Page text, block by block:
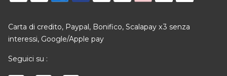
Carta di credito, Paypal, Bonifico, Scalapay x3 senza
interessi, Google/Apple pay
Seguici su :